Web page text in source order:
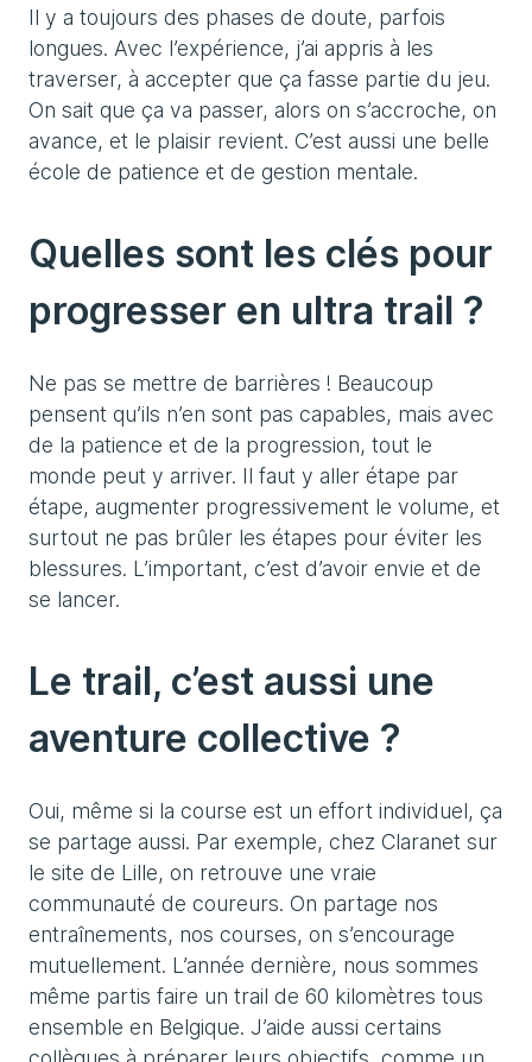
Il y a toujours des phases de doute, parfois
longues. Avec l’expérience, j’ai appris à les
traverser, à accepter que ça fasse partie du jeu.
On sait que ça va passer, alors on s’accroche, on
avance, et le plaisir revient. C’est aussi une belle
école de patience et de gestion mentale.
Quelles sont les clés pour
progresser en ultra trail ?
Ne pas se mettre de barrières ! Beaucoup
pensent qu’ils n’en sont pas capables, mais avec
de la patience et de la progression, tout le
monde peut y arriver. Il faut y aller étape par
étape, augmenter progressivement le volume, et
surtout ne pas brûler les étapes pour éviter les
blessures. L’important, c’est d’avoir envie et de
se lancer.
Le trail, c’est aussi une
aventure collective ?
Oui, même si la course est un effort individuel, ça
se partage aussi. Par exemple, chez Claranet sur
le site de Lille, on retrouve une vraie
communauté de coureurs. On partage nos
entraînements, nos courses, on s’encourage
mutuellement. L’année dernière, nous sommes
même partis faire un trail de 60 kilomètres tous
ensemble en Belgique. J’aide aussi certains